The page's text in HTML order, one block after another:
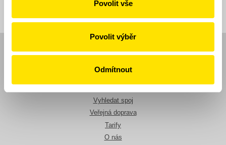
Povolit vše
Povolit výběr
Odmítnout
Navigace
Vyhledat spoj
Veřejná doprava
Tarify
O nás